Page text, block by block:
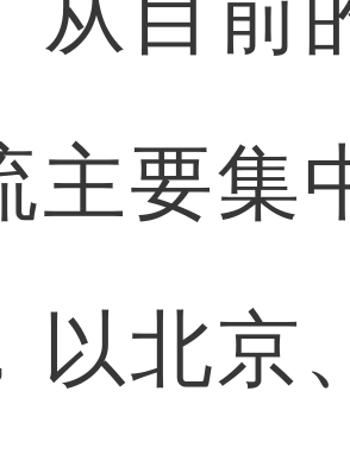
主要集
以北京